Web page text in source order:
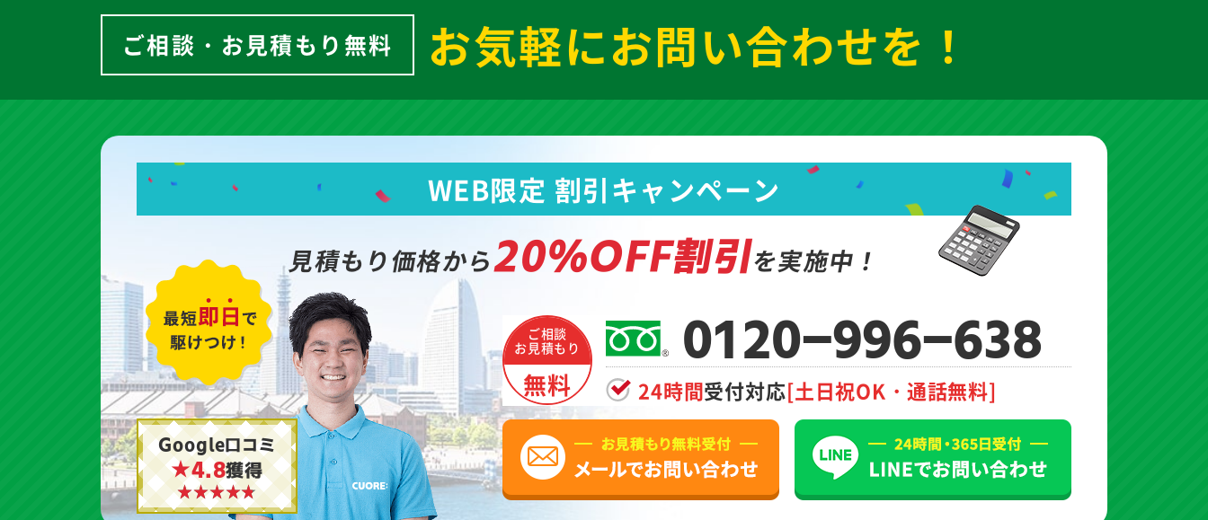
ご相談・お見積もり無料 お気軽にお問い合わせを！
Google口コミ
★4.8獲得
WEB限定 割引キャンペーン
見積もり価格から20%OFF割引を実施中！
ご相談
お見積もり
無料
0120-996-638
24時間受付対応[土日祝OK・通話無料]